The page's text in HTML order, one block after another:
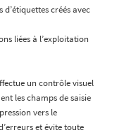
créés avec
liées à l’exploitation
un contrôle visuel
les champs de saisie
vers le
et évite toute